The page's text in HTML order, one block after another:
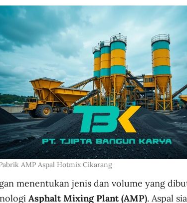
AMP Aspal Hotmix Cikarang
menentukan jenis dan volume yang
Asphalt Mixing Plant (AMP). Aspal